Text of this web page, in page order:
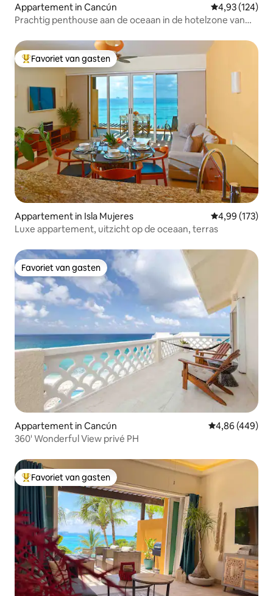
Appartement in Cancún Gemiddelde
4,93 (124)
Prachtig penthouse aan de oceaan in de hotelzone van
Topfavoriet van gasten
Favoriet van gasten
Appartement in Isla Mujeres Gemiddelde
4,99 (173)
Luxe appartement, uitzicht op de oceaan, terras
Favoriet van gasten
Favoriet van gasten
Appartement in Cancún Gemiddelde
4,86 (449)
360' Wonderful View privé PH
Topfavoriet van gasten
Favoriet van gasten